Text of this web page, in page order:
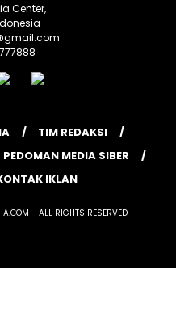
Center,
TIM REDAKSI
PEDOMAN MEDIA SIBER
IKLAN
- ALL RIGHTS RESERVED